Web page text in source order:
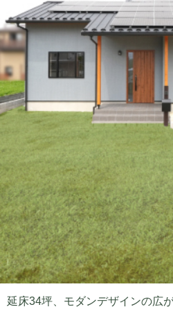
延床34坪、モダンデザインの広